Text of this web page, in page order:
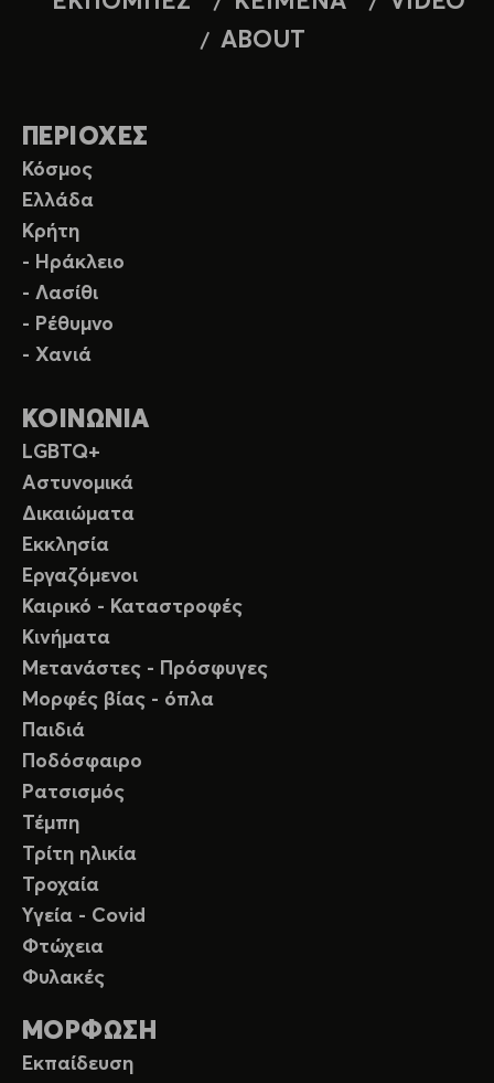
ABOUT
ΠΕΡΙΟΧΕΣ
Κόσμος
Ελλάδα
Κρήτη
- Ηράκλειο
- Λασίθι
- Ρέθυμνο
- Χανιά
ΚΟΙΝΩΝΙΑ
LGBTQ+
Αστυνομικά
Δικαιώματα
Εκκλησία
Εργαζόμενοι
Καιρικό - Καταστροφές
Κινήματα
Μετανάστες - Πρόσφυγες
Μορφές βίας - όπλα
Παιδιά
Ποδόσφαιρο
Ρατσισμός
Τέμπη
Τρίτη ηλικία
Τροχαία
Υγεία - Covid
Φτώχεια
Φυλακές
ΜΟΡΦΩΣΗ
Εκπαίδευση